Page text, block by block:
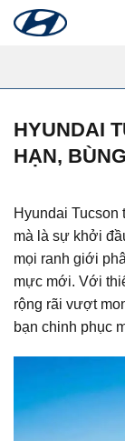
qua
HYUNDAI
HẠN,
Hyundai Tucson
mà là sự khởi
mọi ranh giới
mực mới. Với
rộng rãi vượt
bạn chinh phục